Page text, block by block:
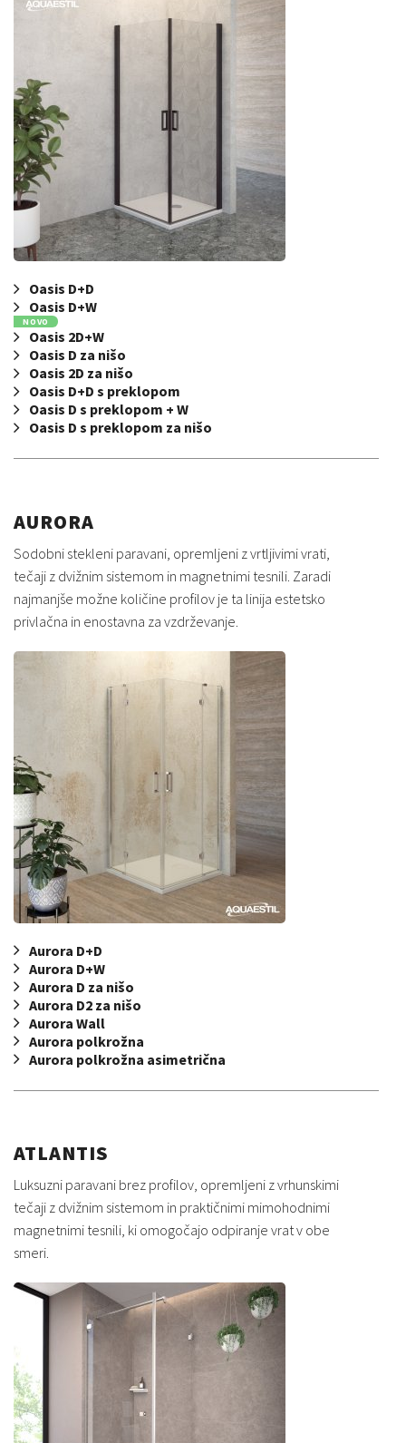
Oasis D+D
Oasis D+W
NOVO
Oasis 2D+W
Oasis D za nišo
Oasis 2D za nišo
Oasis D+D s preklopom
Oasis D s preklopom + W
Oasis D s preklopom za nišo
AURORA
Sodobni stekleni paravani, opremljeni z vrtljivimi vrati,
tečaji z dvižnim sistemom in magnetnimi tesnili. Zaradi
najmanjše možne količine profilov je ta linija estetsko
privlačna in enostavna za vzdrževanje.
Aurora D+D
Aurora D+W
Aurora D za nišo
Aurora D2 za nišo
Aurora Wall
Aurora polkrožna
Aurora polkrožna asimetrična
ATLANTIS
Luksuzni paravani brez profilov, opremljeni z vrhunskimi
tečaji z dvižnim sistemom in praktičnimi mimohodnimi
magnetnimi tesnili, ki omogočajo odpiranje vrat v obe
smeri.